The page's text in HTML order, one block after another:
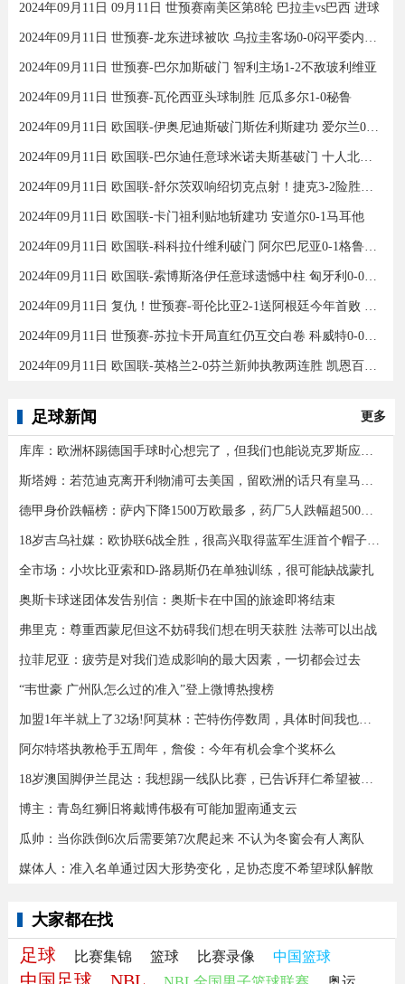
2024年09月11日 09月11日 世预赛南美区第8轮 巴拉圭vs巴西 进球
2024年09月11日 世预赛-龙东进球被吹 乌拉圭客场0-0闷平委内瑞拉
2024年09月11日 世预赛-巴尔加斯破门 智利主场1-2不敌玻利维亚
2024年09月11日 世预赛-瓦伦西亚头球制胜 厄瓜多尔1-0秘鲁
2024年09月11日 欧国联-伊奥尼迪斯破门斯佐利斯建功 爱尔兰0-2希腊
2024年09月11日 欧国联-巴尔迪任意球米诺夫斯基破门 十人北马其顿2-0亚美尼亚
2024年09月11日 欧国联-舒尔茨双响绍切克点射！捷克3-2险胜乌克兰
2024年09月11日 欧国联-卡门祖利贴地斩建功 安道尔0-1马耳他
2024年09月11日 欧国联-科科拉什维利破门 阿尔巴尼亚0-1格鲁吉亚
2024年09月11日 欧国联-索博斯洛伊任意球遗憾中柱 匈牙利0-0战平波黑
2024年09月11日 复仇！世预赛-哥伦比亚2-1送阿根廷今年首败 J罗传射奥塔门迪送点
2024年09月11日 世预赛-苏拉卡开局直红仍互交白卷 科威特0-0伊拉克
2024年09月11日 欧国联-英格兰2-0芬兰新帅执教两连胜 凯恩百场里程碑双响
足球新闻 更多
库库：欧洲杯踢德国手球时心想完了，但我们也能说克罗斯应被罚下
斯塔姆：若范迪克离开利物浦可去美国，留欧洲的话只有皇马可行
德甲身价跌幅榜：萨内下降1500万欧最多，药厂5人跌幅超500万欧
18岁吉乌社媒：欧协联6战全胜，很高兴取得蓝军生涯首个帽子戏法
全市场：小坎比亚索和D-路易斯仍在单独训练，很可能缺战蒙扎
奥斯卡球迷团体发告别信：奥斯卡在中国的旅途即将结束
弗里克：尊重西蒙尼但这不妨碍我们想在明天获胜 法蒂可以出战
拉菲尼亚：疲劳是对我们造成影响的最大因素，一切都会过去
“韦世豪 广州队怎么过的准入”登上微博热搜榜
加盟1年半就上了32场!阿莫林：芒特伤停数周，具体时间我也不知道
阿尔特塔执教枪手五周年，詹俊：今年有机会拿个奖杯么 ​​​
18岁澳国脚伊兰昆达：我想踢一线队比赛，已告诉拜仁希望被外租
博主：青岛红狮旧将戴博伟极有可能加盟南通支云
瓜帅：当你跌倒6次后需要第7次爬起来 不认为冬窗会有人离队
媒体人：准入名单通过因大形势变化，足协态度不希望球队解散
大家都在找
足球 比赛集锦 篮球 比赛录像 中国篮球